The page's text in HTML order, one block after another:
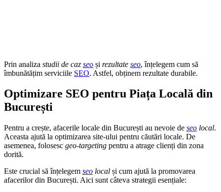
Prin analiza studii de caz seo și rezultate seo, înțelegem cum să
îmbunătățim serviciile SEO. Astfel, obținem rezultate durabile.
Optimizare SEO pentru Piața Locală din
București
Pentru a crește, afacerile locale din București au nevoie de seo local.
Aceasta ajută la optimizarea site-ului pentru căutări locale. De
asemenea, folosesc geo-targeting pentru a atrage clienți din zona
dorită.
Este crucial să înțelegem seo local și cum ajută la promovarea
afacerilor din București. Aici sunt câteva strategii esențiale: